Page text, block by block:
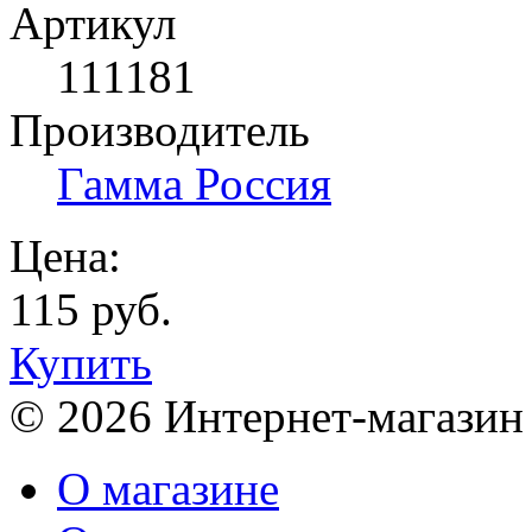
Артикул
111181
Производитель
Гамма Россия
Цена:
115 руб.
Купить
© 2026 Интернет-
О магазине